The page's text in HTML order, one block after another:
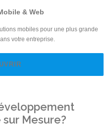
& Web
mobiles pour une plus grande
votre entreprise.
Mesure?